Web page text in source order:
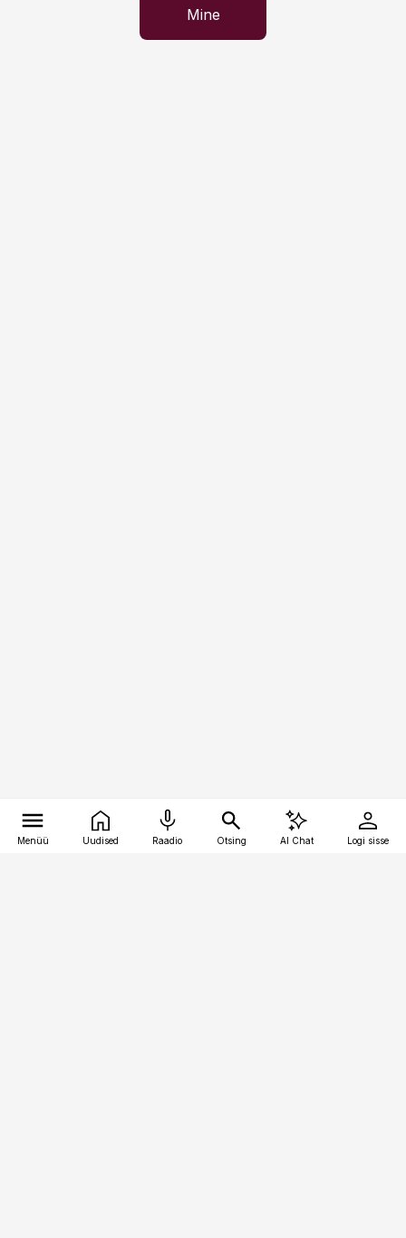
Mine
Menüü Uudised Raadio Otsing AI Chat Logi sisse